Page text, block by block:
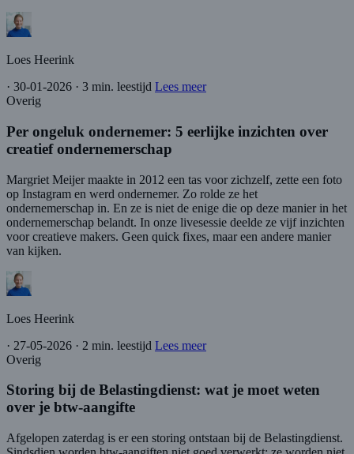
Loes Heerink
· 30-01-2026 · 3 min. leestijd Lees meer
Overig
Per ongeluk ondernemer: 5 eerlijke inzichten over
creatief ondernemerschap
Margriet Meijer maakte in 2012 een tas voor zichzelf, zette een foto
op Instagram en werd ondernemer. Zo rolde ze het
ondernemerschap in. En ze is niet de enige die op deze manier in het
ondernemerschap belandt. In onze livesessie deelde ze vijf inzichten
voor creatieve makers. Geen quick fixes, maar een andere manier
van kijken.
Loes Heerink
· 27-05-2026 · 2 min. leestijd Lees meer
Overig
Storing bij de Belastingdienst: wat je moet weten
over je btw-aangifte
Afgelopen zaterdag is er een storing ontstaan bij de Belastingdienst.